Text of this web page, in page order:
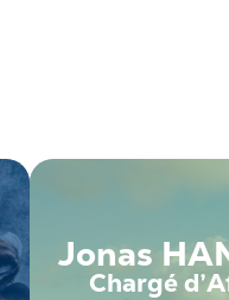
Jonas
Chargé